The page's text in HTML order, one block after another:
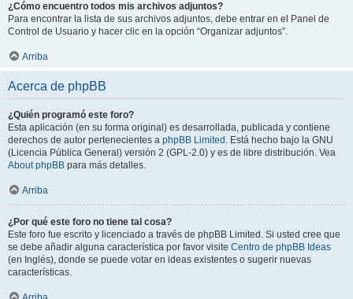
¿Cómo encuentro todos mis archivos adjuntos?
Para encontrar la lista de sus archivos adjuntos, debe entrar en el Panel de
Control de Usuario y hacer clic en la opción “Organizar adjuntos”.
Arriba
Acerca de phpBB
¿Quién programó este foro?
Esta aplicación (en su forma original) es desarrollada, publicada y contiene
derechos de autor pertenecientes a phpBB Limited . Está hecho bajo la GNU
(Licencia Pública General) versión 2 (GPL-2.0) y es de libre distribución. Vea
About phpBB para más detalles.
Arriba
¿Por qué este foro no tiene tal cosa?
Este foro fue escrito y licenciado a través de phpBB Limited. Si usted cree que
se debe añadir alguna característica por favor visite Centro de phpBB Ideas
(en Inglés), donde se puede votar en ideas existentes o sugerir nuevas
características.